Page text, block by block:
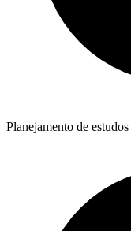
Planejamento de